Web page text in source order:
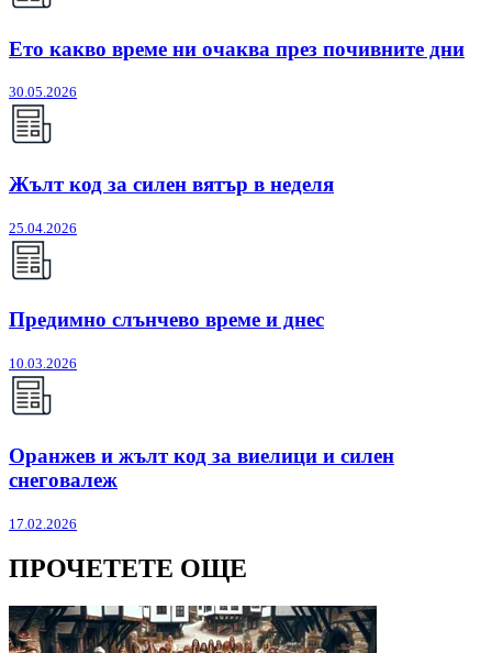
Ето какво време ни очаква през почивните дни
30.05.2026
Жълт код за силен вятър в неделя
25.04.2026
Предимно слънчево време и днес
10.03.2026
Оранжев и жълт код за виелици и силен
снеговалеж
17.02.2026
ПРОЧЕТЕТЕ ОЩЕ